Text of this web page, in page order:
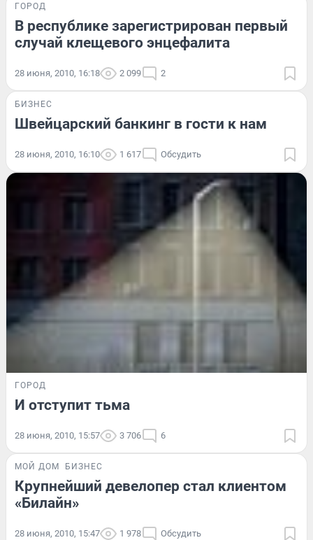
ГОРОД
В республике зарегистрирован первый
случай клещевого энцефалита
28 июня, 2010, 16:18 2 099 2
БИЗНЕС
Швейцарский банкинг в гости к нам
28 июня, 2010, 16:10 1 617 Обсудить
ГОРОД
И отступит тьма
28 июня, 2010, 15:57 3 706 6
МОЙ ДОМ БИЗНЕС
Крупнейший девелопер стал клиентом
«Билайн»
28 июня, 2010, 15:47 1 978 Обсудить